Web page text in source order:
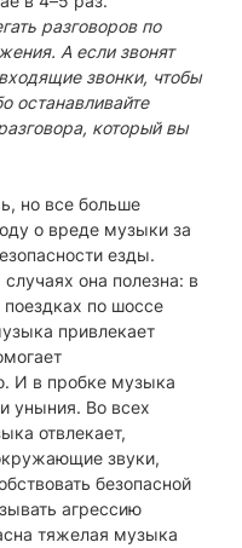
разговоров по
А если звонят
звонки, чтобы
останавливайте
который вы
но все больше
о вреде музыки за
езды.
она полезна: в
по шоссе
привлекает
И в пробке музыка
уныния. Во всех
отвлекает,
звуки,
безопасной
агрессию
тяжелая музыка